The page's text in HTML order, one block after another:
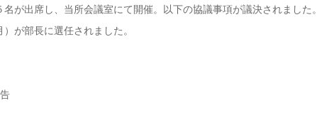
が出席し、当所会議室にて開催。以下の協議事項が議決されました。
が部長に選任されました。